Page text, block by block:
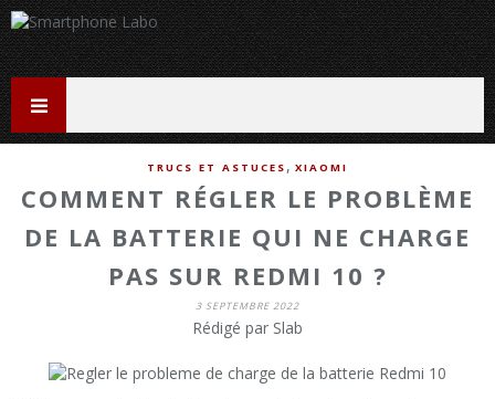
TRUCS ET ASTUCES , XIAOMI
COMMENT RÉGLER LE PROBLÈME
DE LA BATTERIE QUI NE CHARGE
PAS SUR REDMI 10 ?
3 SEPTEMBRE 2022
Rédigé par Slab